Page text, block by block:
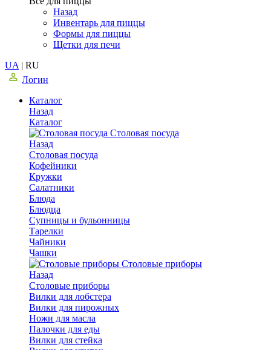
Назад
Инвентарь для пиццы
Формы для пиццы
Щетки для печи
UA | RU
Логин
Каталог
Назад
Каталог
Столовая посуда
Назад
Столовая посуда
Кофейники
Кружки
Салатники
Блюда
Блюдца
Супницы и бульонницы
Тарелки
Чайники
Чашки
Cтоловые приборы
Назад
Cтоловые приборы
Вилки для лобстера
Вилки для пирожных
Ножи для масла
Палочки для еды
Вилки для стейка